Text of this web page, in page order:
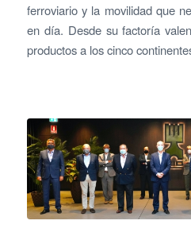
ferroviario y la movilidad que
en día. Desde su factoría
productos a los cinco